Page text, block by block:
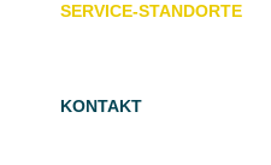
SERVICE-STANDORTE
KONTAKT